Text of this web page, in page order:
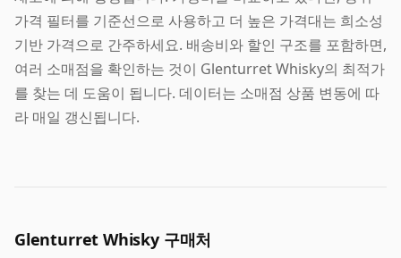
가격 필터를 기준선으로 사용하고 더 높은 가격대는 희소성
기반 가격으로 간주하세요. 배송비와 할인 구조를 포함하면,
여러 소매점을 확인하는 것이 Glenturret Whisky의 최적가
를 찾는 데 도움이 됩니다. 데이터는 소매점 상품 변동에 따
라 매일 갱신됩니다.
Glenturret Whisky 구매처